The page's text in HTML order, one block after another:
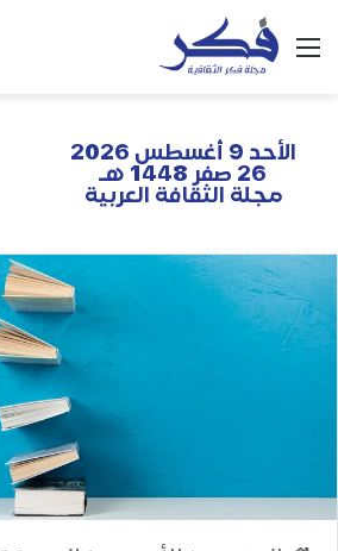
الأحد 9 أغسطس 2026
26 صفر 1448 هـ
مجلة الثقافة العربية